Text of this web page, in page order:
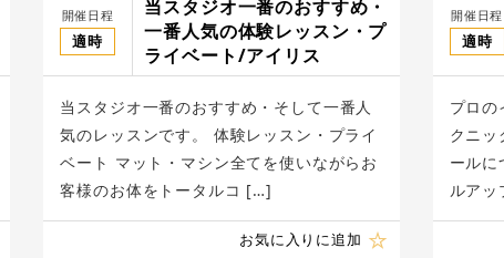
開催日程
適時
当スタジオ一番のおすすめ・
一番人気の体験レッスン・プ
ライベート/アイリス
当スタジオ一番のおすすめ・そして一番人
気のレッスンです。 体験レッスン・プライ
ベート マット・マシン全てを使いながらお
客様のお体をトータルコ […]
お気に入りに追加
開催日程
適時
プロの
クニッ
ール
ルア